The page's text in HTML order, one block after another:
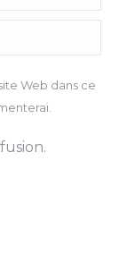
Web dans ce